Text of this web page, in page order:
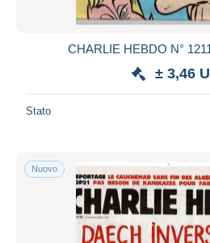
CHARLIE HEBDO N°
± 3,46
Stato
Nuovo